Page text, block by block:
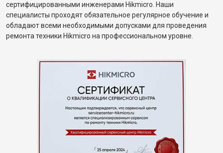
сертифицированными инженерами Hikmicro. Наши
специалисты проходят обязательное регулярное обучение и
обладают всеми необходимыми допусками для проведения
ремонта техники Hikmicro на профессиональном уровне.